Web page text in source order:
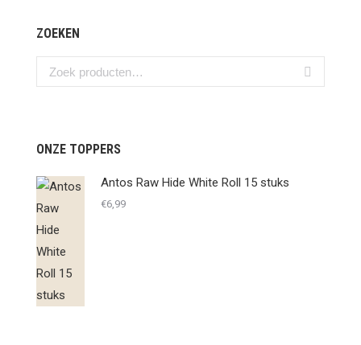
ZOEKEN
ONZE TOPPERS
Antos Raw Hide White Roll 15 stuks
€6,99